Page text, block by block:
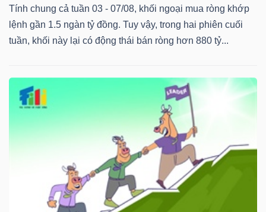
Tính chung cả tuần 03 - 07/08, khối ngoại mua ròng khớp
lệnh gần 1.5 ngàn tỷ đồng. Tuy vậy, trong hai phiên cuối
tuần, khối này lại có động thái bán ròng hơn 880 tỷ...
TÀI
CHÍNH